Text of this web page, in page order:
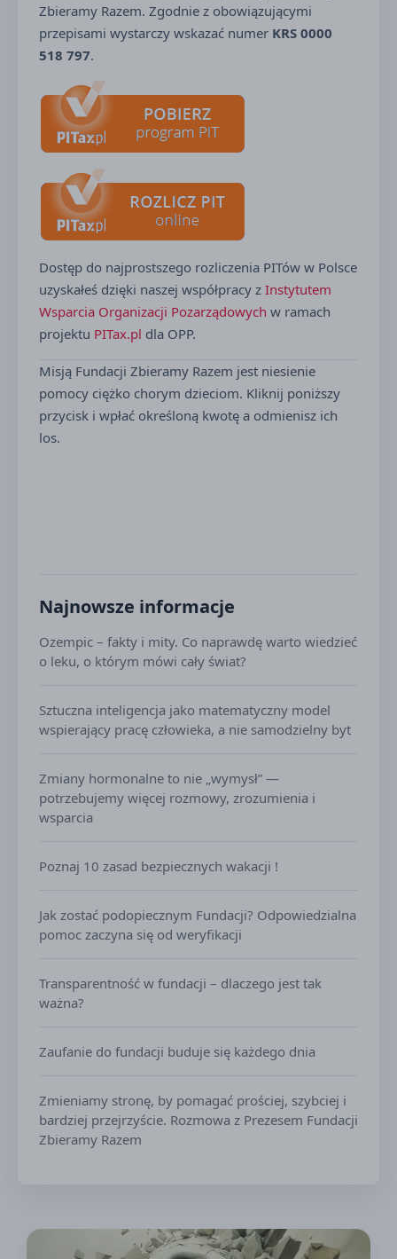
Zbieramy Razem. Zgodnie z obowiązującymi
przepisami wystarczy wskazać numer KRS 0000
518 797.
Dostęp do najprostszego rozliczenia PITów w Polsce
uzyskałeś dzięki naszej współpracy z Instytutem
Wsparcia Organizacji Pozarządowych w ramach
projektu PITax.pl dla OPP.
Misją Fundacji Zbieramy Razem jest niesienie
pomocy ciężko chorym dzieciom. Kliknij poniższy
przycisk i wpłać określoną kwotę a odmienisz ich
los.
Najnowsze informacje
Ozempic – fakty i mity. Co naprawdę warto wiedzieć
o leku, o którym mówi cały świat?
Sztuczna inteligencja jako matematyczny model
wspierający pracę człowieka, a nie samodzielny byt
Zmiany hormonalne to nie „wymysł” —
potrzebujemy więcej rozmowy, zrozumienia i
wsparcia
Poznaj 10 zasad bezpiecznych wakacji !
Jak zostać podopiecznym Fundacji? Odpowiedzialna
pomoc zaczyna się od weryfikacji
Transparentność w fundacji – dlaczego jest tak
ważna?
Zaufanie do fundacji buduje się każdego dnia
Zmieniamy stronę, by pomagać prościej, szybciej i
bardziej przejrzyście. Rozmowa z Prezesem Fundacji
Zbieramy Razem